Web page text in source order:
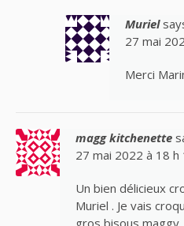
Muriel
27 mai
Merci
magg kitchenette
27 mai 2022 à 18 h
Un bien délicieux
Muriel . Je vais